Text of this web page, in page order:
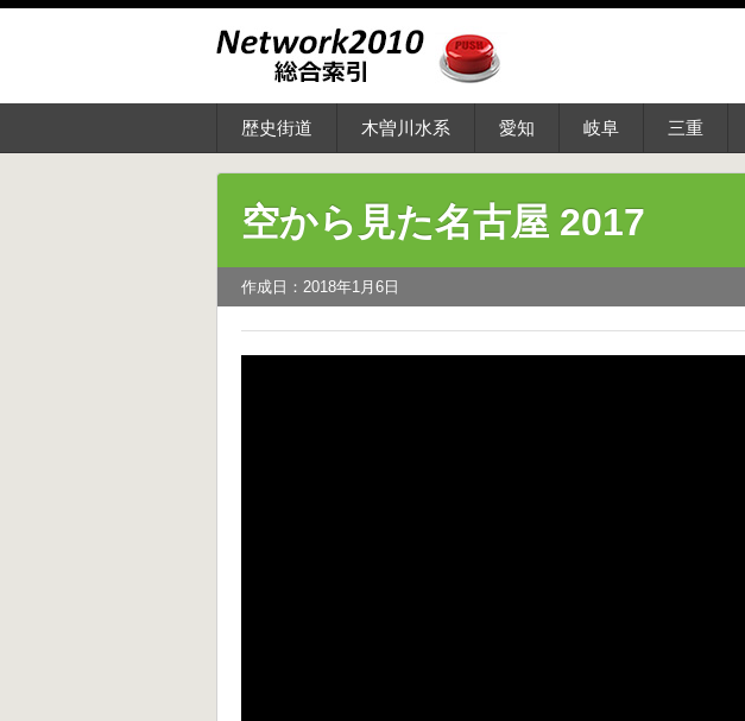
歴史街道 木曽川水系 愛知 岐阜 三重
空から見た名古屋 2017
作成日：2018年1月6日